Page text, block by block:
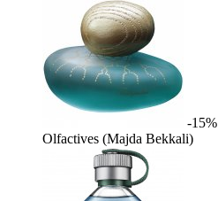
-15%
Olfactives (Majda Bekkali)